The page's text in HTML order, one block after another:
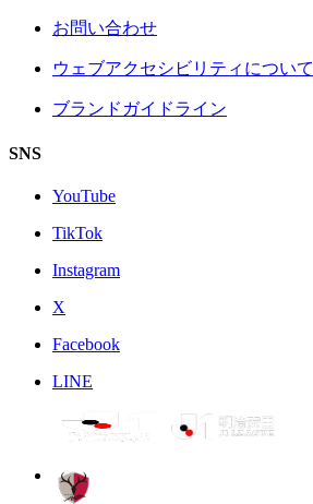
お問い合わせ
ウェブアクセシビリティについて
ブランドガイドライン
SNS
YouTube
TikTok
Instagram
X
Facebook
LINE